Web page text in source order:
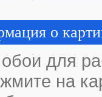
о
для
на